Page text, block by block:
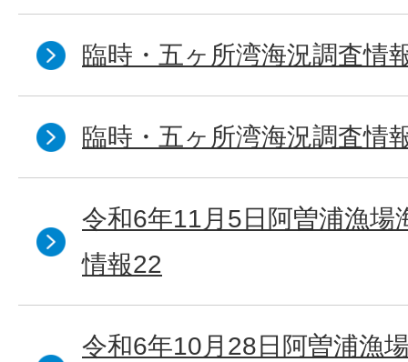
臨時・五ヶ所湾海況調査情
臨時・五ヶ所湾海況調査情
令和6年11月5日阿曽浦漁場
情報22
令和6年10月28日阿曽浦漁